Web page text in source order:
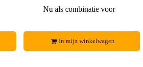
Nu als combinatie voor
In mijn winkelwagen